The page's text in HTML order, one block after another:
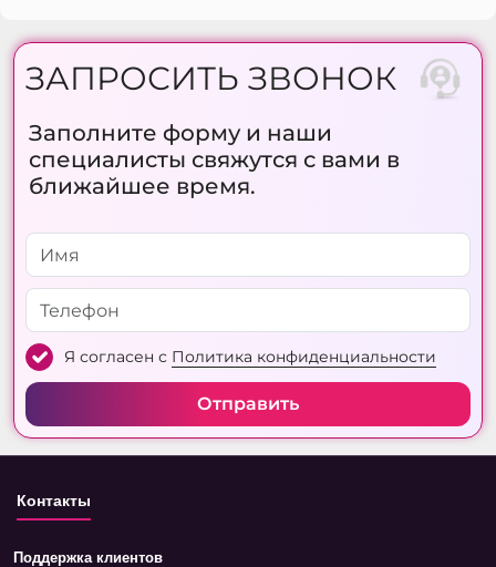
ЗАПРОСИТЬ ЗВОНОК
Заполните форму и наши
специалисты свяжутся с вами в
ближайшее время.
Я согласен с Политика конфиденциальности
Отправить
Контакты
Поддержка клиентов